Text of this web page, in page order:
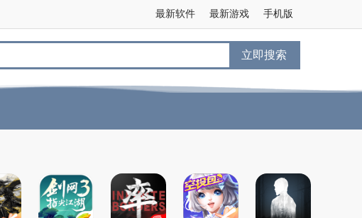
手机版
最新游戏
最新软件
立即搜索